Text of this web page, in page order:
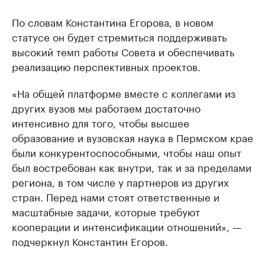
По словам Константина Егорова, в новом
статусе он будет стремиться поддерживать
высокий темп работы Совета и обеспечивать
реализацию перспективных проектов.
«На общей платформе вместе с коллегами из
других вузов мы работаем достаточно
интенсивно для того, чтобы высшее
образование и вузовская наука в Пермском крае
были конкурентоспособными, чтобы наш опыт
был востребован как внутри, так и за пределами
региона, в том числе у партнеров из других
стран. Перед нами стоят ответственные и
масштабные задачи, которые требуют
кооперации и интенсификации отношений», —
подчеркнул Константин Егоров.